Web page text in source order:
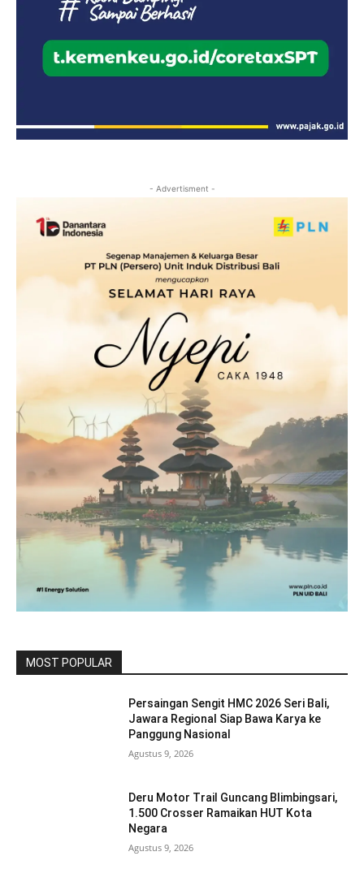
- Advertisment -
MOST POPULAR
Persaingan Sengit HMC 2026 Seri Bali,
Jawara Regional Siap Bawa Karya ke
Panggung Nasional
Agustus 9, 2026
Deru Motor Trail Guncang Blimbingsari,
1.500 Crosser Ramaikan HUT Kota
Negara
Agustus 9, 2026